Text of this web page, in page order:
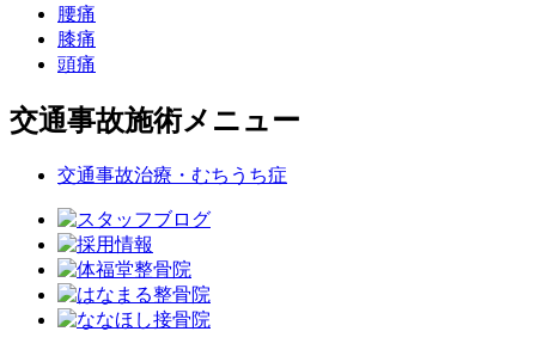
腰痛
膝痛
頭痛
交通事故施術メニュー
交通事故治療・むちうち症